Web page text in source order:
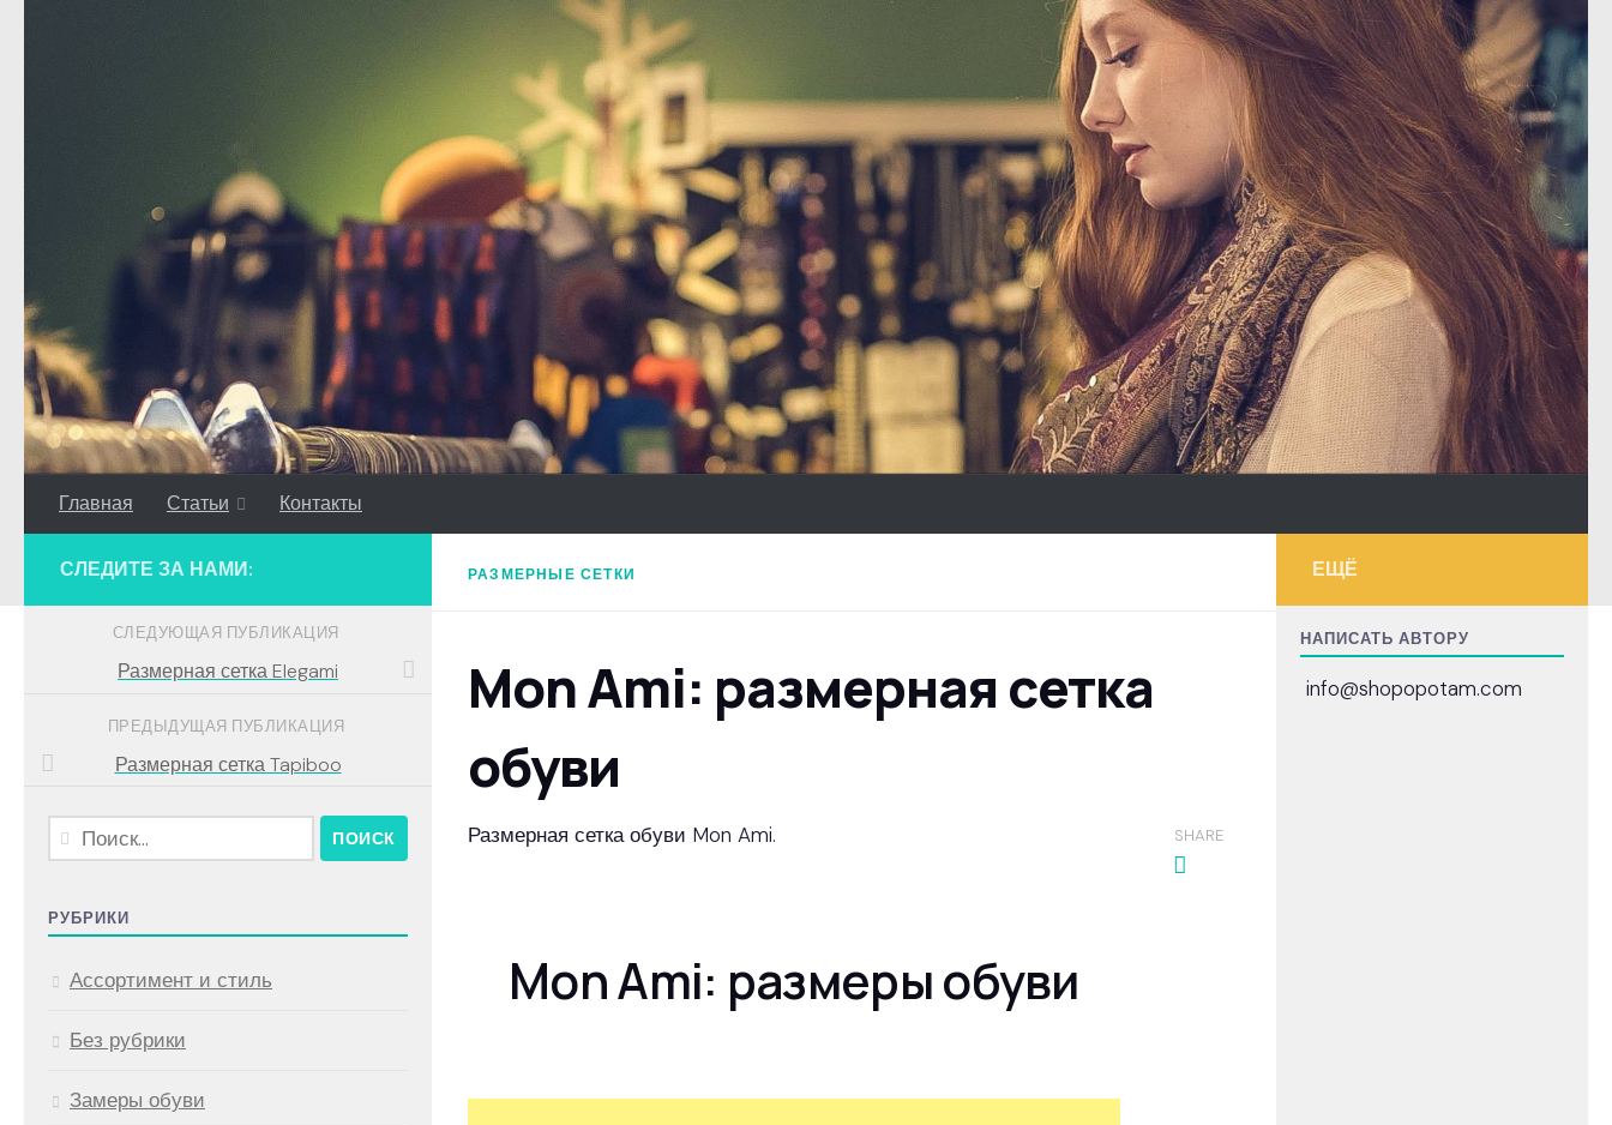
Главная Статьи Контакты
РАЗМЕРНЫЕ СЕТКИ
Mon Ami: размерная сетка
обуви
Размерная сетка обуви Mon Ami.
Mon Ami: размеры обуви
SHARE
СЛЕДИТЕ ЗА НАМИ:
СЛЕДУЮЩАЯ ПУБЛИКАЦИЯ
Размерная сетка Elegami
ПРЕДЫДУЩАЯ ПУБЛИКАЦИЯ
Размерная сетка Tapiboo
Найти:
РУБРИКИ
Ассортимент и стиль
Без рубрики
Замеры обуви
ЕЩЁ
НАПИСАТЬ АВТОРУ
info@shopopotam.com